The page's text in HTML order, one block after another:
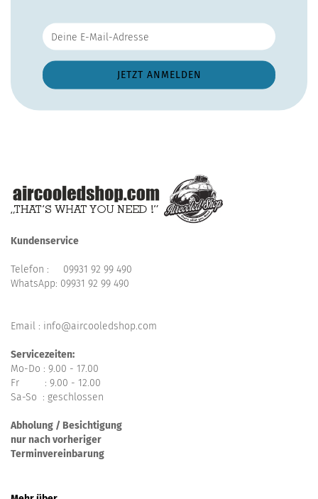
Kundenservice
Telefon : 09931 92 99 490
WhatsApp: 09931 92 99 490
Email : info@aircooledshop.com
Servicezeiten:
Mo-Do : 9.00 - 17.00
Fr : 9.00 - 12.00
Sa-So : geschlossen
Abholung / Besichtigung
nur nach vorheriger
Terminvereinbarung